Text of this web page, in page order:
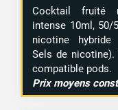
Cocktail fruité
intense 10ml, 50/
nicotine hybride
Sels de
compatible pods.
Prix moyens